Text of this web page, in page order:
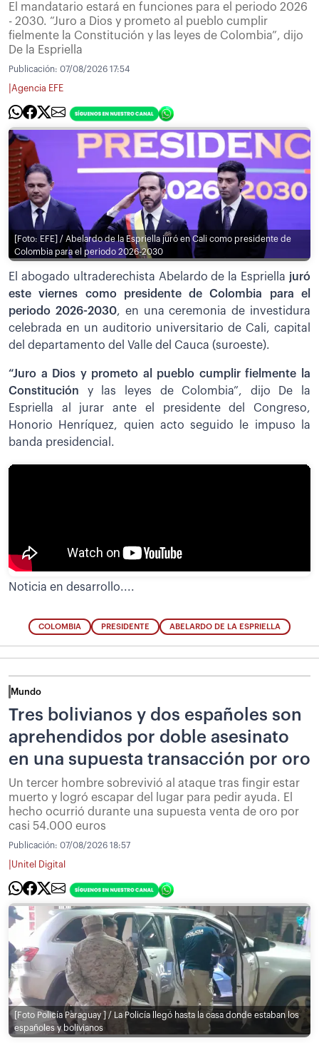
El mandatario estará en funciones para el periodo 2026
- 2030. “Juro a Dios y prometo al pueblo cumplir
fielmente la Constitución y las leyes de Colombia”, dijo
De la Espriella
Publicación: 07/08/2026 17:54
Agencia EFE
[Foto: EFE] / Abelardo de la Espriella juró en Cali como presidente de
Colombia para el periodo 2026-2030
El abogado ultraderechista Abelardo de la Espriella juró
este viernes como presidente de Colombia para el
periodo 2026-2030, en una ceremonia de investidura
celebrada en un auditorio universitario de Cali, capital
del departamento del Valle del Cauca (suroeste).
“Juro a Dios y prometo al pueblo cumplir fielmente la
Constitución y las leyes de Colombia”, dijo De la
Espriella al jurar ante el presidente del Congreso,
Honorio Henríquez, quien acto seguido le impuso la
banda presidencial.
Noticia en desarrollo....
COLOMBIA PRESIDENTE ABELARDO DE LA ESPRIELLA
Mundo
Tres bolivianos y dos españoles son
aprehendidos por doble asesinato
en una supuesta transacción por oro
Un tercer hombre sobrevivió al ataque tras fingir estar
muerto y logró escapar del lugar para pedir ayuda. El
hecho ocurrió durante una supuesta venta de oro por
casi 54.000 euros
Publicación: 07/08/2026 18:57
Unitel Digital
[Foto Policía Paraguay ] / La Policía llegó hasta la casa donde estaban los
españoles y bolivianos